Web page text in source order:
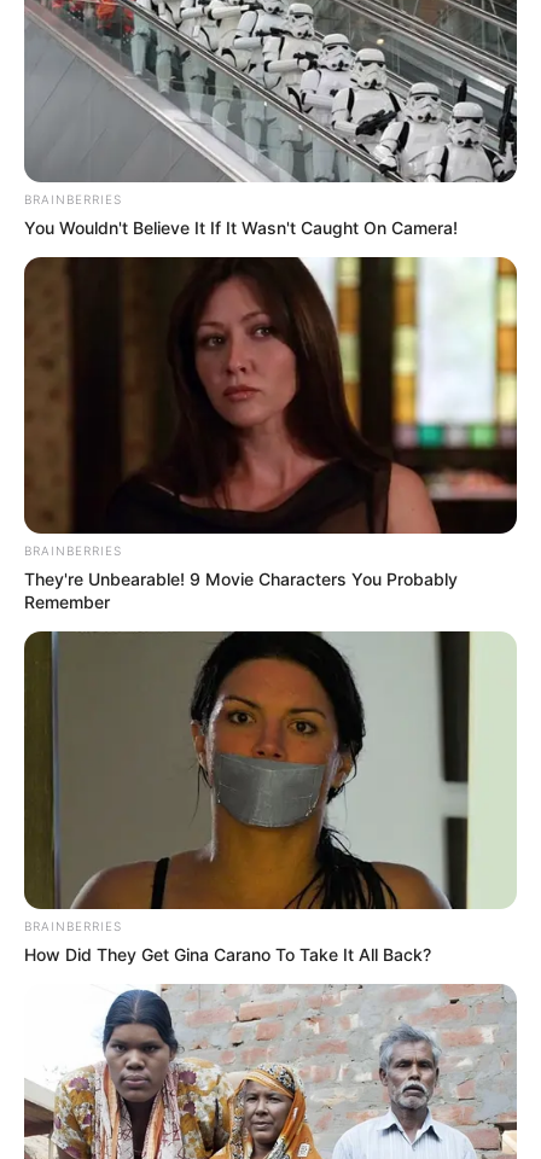
Dream
9.5 /10 (1 Votes)
Edit
Dream
merupakan sebuah film asal Korea Selatan yang resmi
ditayangkan di bioskop mulai 26 April 2023.
Proses pengambilan gambar untuk film ini dilakukan pada bulan
Mei 2020. Selain itu, film ini dibintangi olehPark Seo Joon
danIU.
Park Seo Joon pernah membintangi film berjudulThe Divine Fury
(2019), sedangkan IU pernah berperan dalam film
Mute
Judul: Dream / 드림
Judul Lain: Deurim
BRAINBERRIES
You Wouldn't Believe It If It Wasn't Caught On Camera!
BRAINBERRIES
They're Unbearable! 9 Movie Characters You Probably
Remember
BRAINBERRIES
How Did They Get Gina Carano To Take It All Back?